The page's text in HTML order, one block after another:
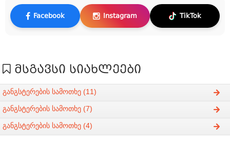
Facebook Instagram TikTok
მსგავსი სიახლეები
განგსტერების სამოთხე (11)
განგსტერების სამოთხე (7)
განგსტერების სამოთხე (4)